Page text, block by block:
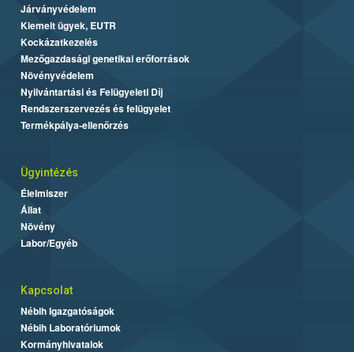
Járványvédelem
Kiemelt ügyek, EUTR
Kockázatkezelés
Mezőgazdasági genetikai erőforrások
Növényvédelem
Nyilvántartási és Felügyeleti Díj
Rendszerszervezés és felügyelet
Termékpálya-ellenőrzés
Ügyintézés
Élelmiszer
Állat
Növény
Labor/Egyéb
Kapcsolat
Nébih Igazgatóságok
Nébih Laboratóriumok
Kormányhivatalok